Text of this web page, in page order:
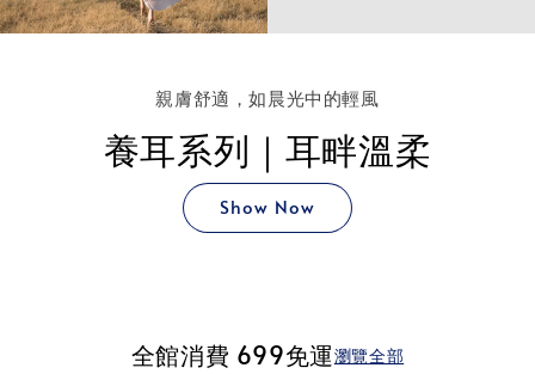
親膚舒適，如晨光中的輕風
養耳系列｜耳畔溫柔
Show Now
全館消費 699免運瀏覽全部